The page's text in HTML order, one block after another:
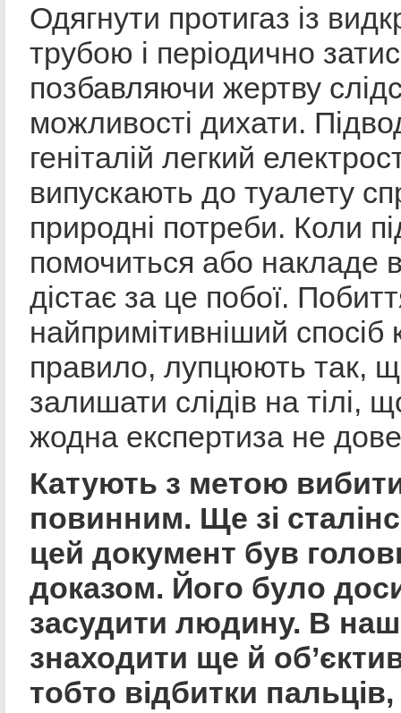
Одягнути протигаз із
трубою і періодично
позбавляючи жертву
можливості дихати.
геніталій легкий
випускають до туалету
природні потреби. Коли
помочиться або накладе
дістає за це побої.
найпримітивніший спосіб
правило, лупцюють так,
залишати слідів на тілі,
жодна експертиза не
Катують з метою
повинним. Ще зі
цей документ був
доказом. Його було
засудити людину. В
знаходити ще й
тобто відбитки